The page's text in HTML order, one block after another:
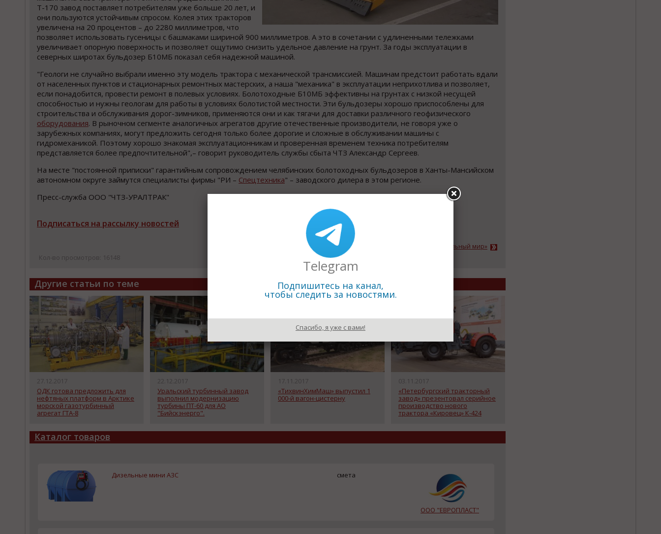
Т-170 завод поставляет потребителям уже больше 20 лет, и
они пользуются устойчивым спросом. Колея этих тракторов
увеличена на 20 процентов – до 2280 миллиметров, что
позволяет использовать гусеницы с башмаками шириной 900 миллиметров. А это в сочетании с удлиненными тележками
увеличивает опорную поверхность и позволяет ощутимо снизить удельное давление на грунт. За годы эксплуатации в
северных широтах бульдозер Б10МБ показал себя надежной машиной.
"Геологи не случайно выбрали именно эту модель трактора с механической трансмиссией. Машинам предстоит работать вдали
от населенных пунктов и стационарных ремонтных мастерских, а наша "механика" в эксплуатации неприхотлива и позволяет,
если понадобится, провести ремонт в полевых условиях. Болотоходные Б10МБ эффективны на грунтах с низкой несущей
способностью и нужны геологам для работы в условиях болотистой местности. Эти бульдозеры хорошо приспособлены для
строительства и обслуживания дорог-зимников, применяются они и как тягачи для доставки различного геофизического
оборудования. В рыночном сегменте аналогичных агрегатов другие отечественные производители, не говоря уже о
зарубежных компаниях, могут предложить сегодня только более дорогие и сложные в обслуживании машины с
гидромеханикой. Поэтому хорошо знакомая эксплуатационникам и проверенная временем техника потребителям
представляется более предпочтительной",– говорит руководитель службы сбыта ЧТЗ Александр Сергеев.
На месте "постоянной приписки" гарантийным сопровождением челябинских болотоходных бульдозеров в Ханты-Мансийском
автономном округе займутся специалисты фирмы "РИ – Спецтехника" – заводского дилера в этом регионе.
Пресс-служба ООО "ЧТЗ-УРАЛТРАК"
Подписаться на рассылку новостей
Назад к рубрике «Индустриальный мир»
Кол-во просмотров: 16148
Другие статьи по теме
27.12.2017
ОДК готова предложить для
нефтяных платформ в Арктике
морской газотурбинный
агрегат ГТА-8
22.12.2017
Уральский турбинный завод
выполнил модернизацию
турбины ПТ-60 для АО
"Бийскэнерго".
17.11.2017
«ТихвинХимМаш» выпустил 1
000-й вагон-цистерну
03.11.2017
«Петербургский тракторный
завод» презентовал серийное
производство нового
трактора «Кировец» К-424
Каталог товаров
Дизельные мини АЗС смета
ООО "ЕВРОПЛАСТ"
Telegram
Подпишитесь на канал,
чтобы следить за новостями.
Спасибо, я уже с вами!